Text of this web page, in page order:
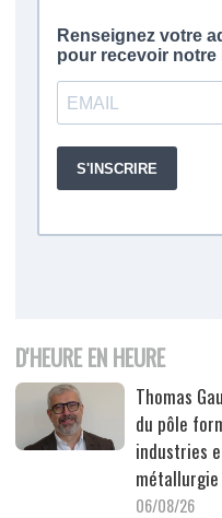
D'HEURE EN HEURE
Thomas
du pôle
industries
métallurgie
06/08/26